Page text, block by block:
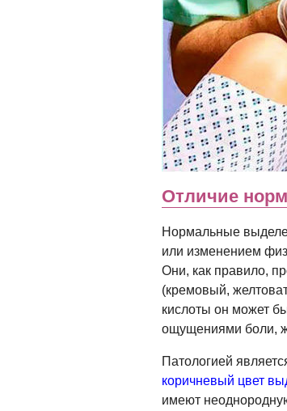
Отличие
Нормальные
или изменением
Они, как правило,
(кремовый,
кислоты он может
ощущениями боли,
Патологией
коричневый цвет
имеют